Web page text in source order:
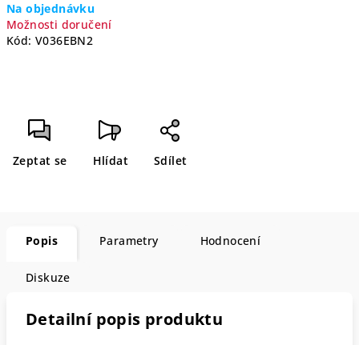
cena:
Na objednávku
Možnosti doručení
Kód: V036EBN2
Zeptat se Hlídat Sdílet
Popis Parametry Hodnocení
Diskuze
Detailní popis produktu